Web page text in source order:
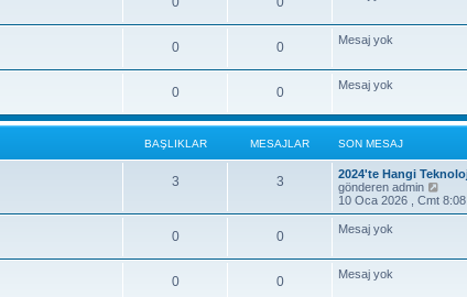
l
0 0 Mesaj yok
0 0 Mesaj yok
BAŞLIKLAR MESAJLAR SON MESAJ
3 3
2024'te Hangi
gönderen admin
o
n
a
10 Oca 2026 , Cmt
0 0 Mesaj yok
0 0 Mesaj yok